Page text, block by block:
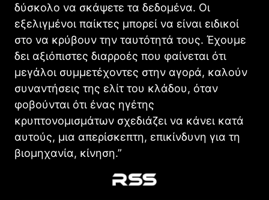
δύσκολο να σκάψετε τα δεδομένα. Οι
εξελιγμένοι παίκτες μπορεί να είναι ειδικοί
στο να κρύβουν την ταυτότητά τους. Έχουμε
δει αξιόπιστες διαρροές που φαίνεται ότι
μεγάλοι συμμετέχοντες στην αγορά, καλούν
συναντήσεις της ελίτ του κλάδου, όταν
φοβούνται ότι ένας ηγέτης
κρυπτονομισμάτων σχεδιάζει να κάνει κατά
αυτούς, μια απερίσκεπτη, επικίνδυνη για τη
βιομηχανία, κίνηση.”